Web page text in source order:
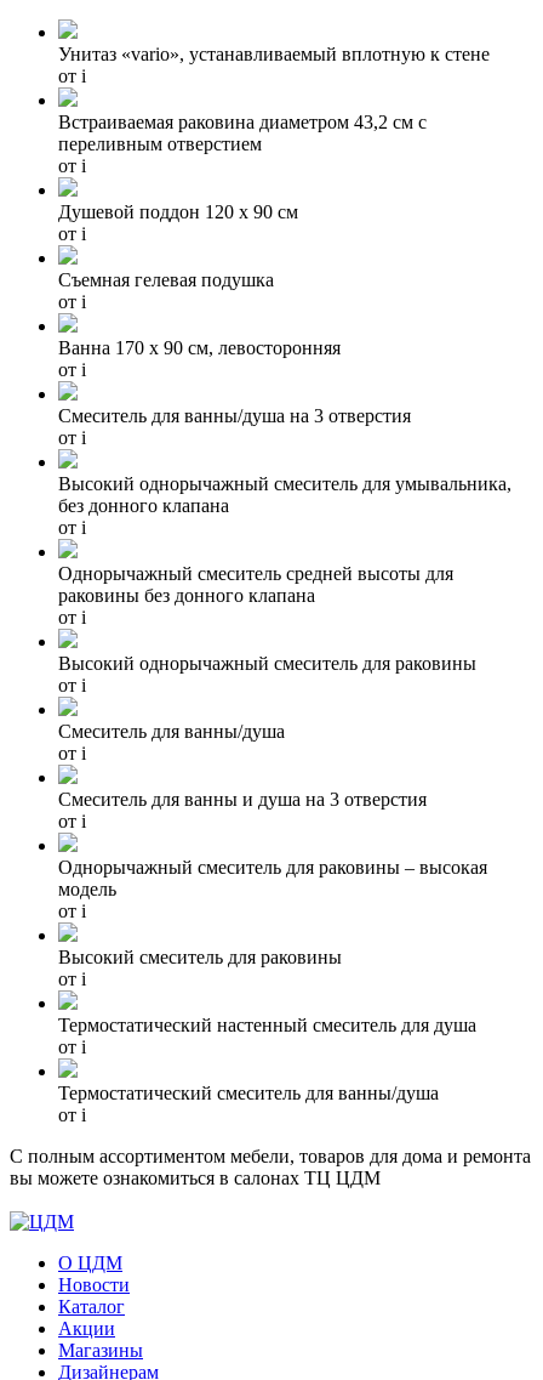
Унитаз «vario», устанавливаемый вплотную к стене
от i
Встраиваемая раковина диаметром 43,2 см с
переливным отверстием
от i
Душевой поддон 120 x 90 см
от i
Съемная гелевая подушка
от i
Ванна 170 х 90 см, левосторонняя
от i
Смеситель для ванны/душа на 3 отверстия
от i
Высокий однорычажный смеситель для умывальника,
без донного клапана
от i
Однорычажный смеситель средней высоты для
раковины без донного клапана
от i
Высокий однорычажный смеситель для раковины
от i
Cмеситель для ванны/душа
от i
Смеситель для ванны и душа на 3 отверстия
от i
Однорычажный смеситель для раковины – высокая
модель
от i
Высокий смеситель для раковины
от i
Термостатический настенный смеситель для душа
от i
Термостатический смеситель для ванны/душа
от i
С полным ассортиментом мебели, товаров для дома и ремонта
вы можете ознакомиться в салонах ТЦ ЦДМ
О ЦДМ
Новости
Каталог
Акции
Магазины
Дизайнерам